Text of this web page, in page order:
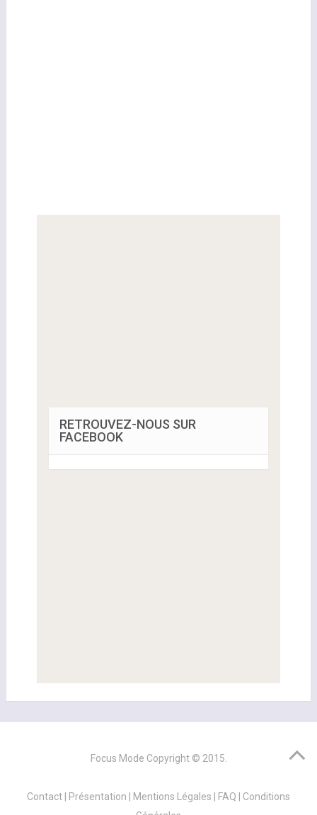
RETROUVEZ-NOUS SUR
FACEBOOK
Focus Mode Copyright © 2015.
Contact Présentation Mentions Légales FAQ
Conditions